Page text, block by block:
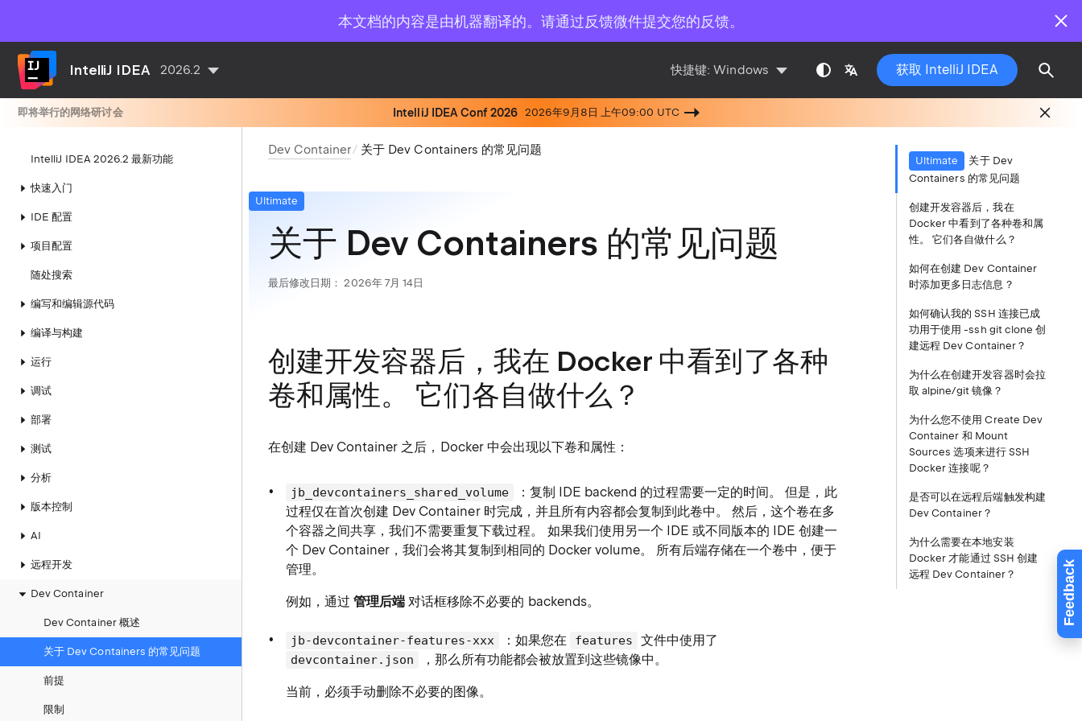
本文档的内容是由机器翻译的。请通过反馈微件提交您的反馈。
Feedback
IntelliJ IDEA 2026.2 快捷键:Windows 获取 IntelliJ IDEA
即将举行的网络研讨会 IntelliJ IDEA Conf 2026 2026年9月8日 上午09:00 UTC
IntelliJ IDEA 2026.2 最新功能
快速入门
IDE 配置
项目配置
随处搜索
编写和编辑源代码
编译与构建
运行
调试
部署
测试
分析
版本控制
AI
远程开发
Dev Container
Dev Container 概述
关于 Dev Containers 的常见问题
前提
限制
Dev Container 关于 Dev Containers 的常见问题
Ultimate
关于 Dev Containers 的常见问题
最后修改日期： 2026年 7月 14日
创建开发容器后，我在 Docker 中看到了各种
卷和属性。 它们各自做什么？
在创建 Dev Container 之后，Docker 中会出现以下卷和属性：
jb_devcontainers_shared_volume
：复制 IDE backend 的过程需要一定的时间。 但是，此
过程仅在首次创建 Dev Container 时完成，并且所有内容都会复制到此卷中。 然后，这个卷在多
个容器之间共享，我们不需要重复下载过程。 如果我们使用另一个 IDE 或不同版本的 IDE 创建一
个 Dev Container，我们会将其复制到相同的 Docker volume。 所有后端存储在一个卷中，便于
管理。
例如，通过管理后端 对话框移除不必要的 backends。
jb-devcontainer-features-xxx ：如果您在 features 文件中使用了
devcontainer.json ，那么所有功能都会被放置到这些镜像中。
当前，必须手动删除不必要的图像。
Ultimate
关于 Dev
Containers 的常见问题
创建开发容器后，我在
Docker 中看到了各种卷和属
性。 它们各自做什么？
如何在创建 Dev Container
时添加更多日志信息？
如何确认我的 SSH 连接已成
功用于使用 -ssh git clone 创
建远程 Dev Container？
为什么在创建开发容器时会拉
取 alpine/git 镜像？
为什么您不使用 Create Dev
Container 和 Mount
Sources 选项来进行 SSH
Docker 连接呢？
是否可以在远程后端触发构建
Dev Container？
为什么需要在本地安装
Docker 才能通过 SSH 创建
远程 Dev Container？